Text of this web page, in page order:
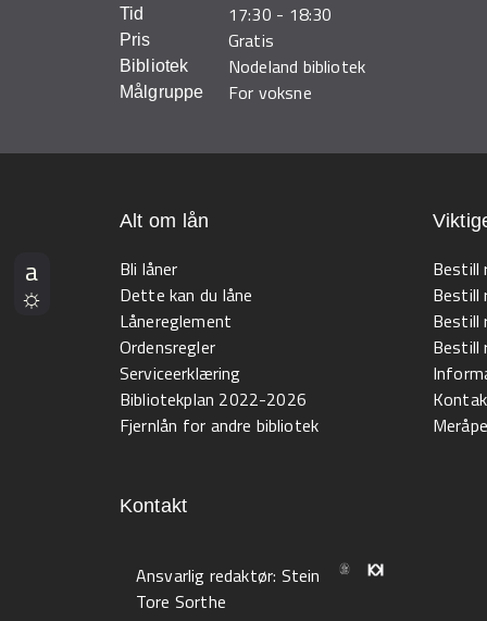
Tid 17:30 - 18:30
Pris Gratis
Bibliotek Nodeland bibliotek
Målgruppe For voksne
Alt om lån
Bli låner
Dette kan du låne
Lånereglement
Ordensregler
Serviceerklæring
Bibliotekplan 2022-2026
Fjernlån for andre bibliotek
Bestill
Bestill
Bestill
Bestill
Kontakt
Ansvarlig redaktør: Stein
Tore Sorthe